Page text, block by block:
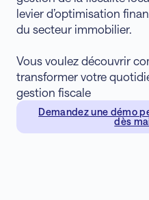
levier d’optimisation
du secteur immobilier.
Vous voulez découvrir
transformer votre
gestion fiscale
Demandez une démo
dès